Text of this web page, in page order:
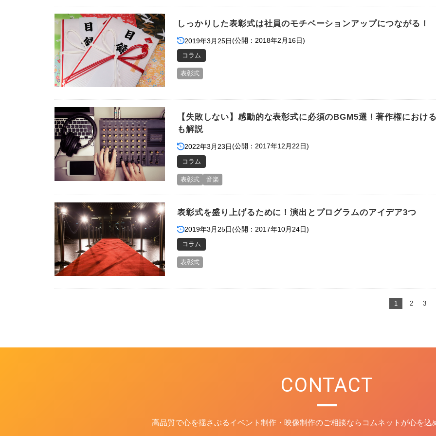
しっかりした表彰式は社員のモチベーションアップにつながる！
2019年3月25日(公開：2018年2月16日)
コラム
表彰式
【失敗しない】感動的な表彰式に必須のBGM5選！著作権におけ
も解説
2022年3月23日(公開：2017年12月22日)
コラム
表彰式 音楽
表彰式を盛り上げるために！演出とプログラムのアイデア3つ
2019年3月25日(公開：2017年10月24日)
コラム
表彰式
1 2 3
CONTACT
高品質で心を揺さぶるイベント制作・映像制作のご相談ならコムネットが心を込